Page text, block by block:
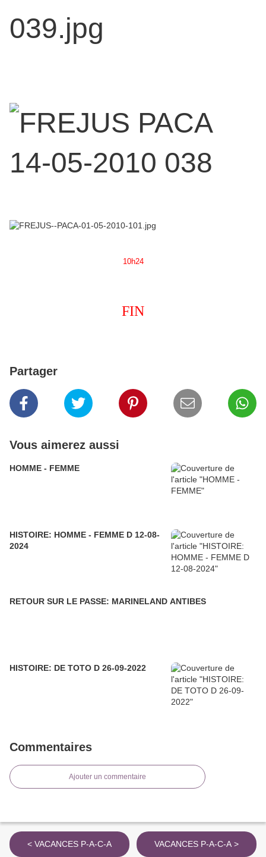
10h24
FIN
Partager
Vous aimerez aussi
HOMME - FEMME
HISTOIRE: HOMME - FEMME D 12-08-
2024
RETOUR SUR LE PASSE: MARINELAND ANTIBES
HISTOIRE: DE TOTO D 26-09-2022
Commentaires
Ajouter un commentaire
< VACANCES P-A-C-A VACANCES P-A-C-A >